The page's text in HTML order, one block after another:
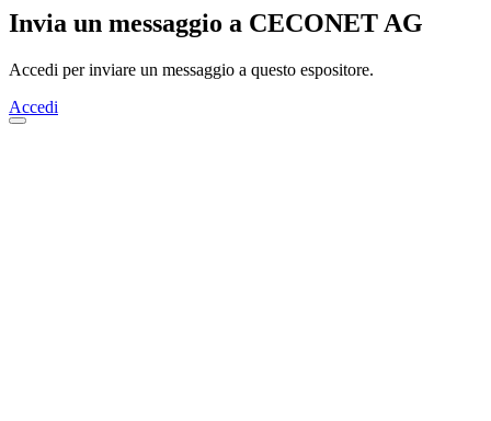
Invia un messaggio a CECONET AG
Accedi per inviare un messaggio a questo espositore.
Accedi